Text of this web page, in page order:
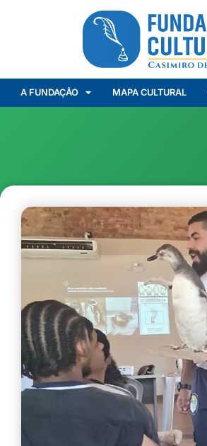
A FUNDAÇÃO MAPA CULTURAL